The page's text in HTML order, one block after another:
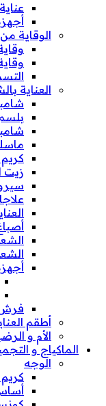
الوقاية
العناية
زيت
فرش
أطقم
الأم و
الماكياج و
الوجه